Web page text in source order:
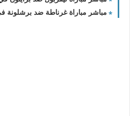
مباشر مباراة غرناطة ضد برشلونة في